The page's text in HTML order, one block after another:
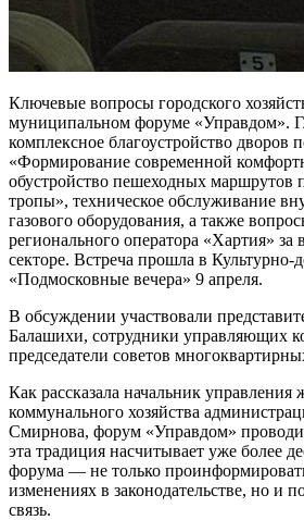
Ключевые вопросы городского
муниципальном форуме «Управдом».
комплексное благоустройство дворов
«Формирование современной
обустройство пешеходных маршрутов
тропы», техническое обслуживание
газового оборудования, а также
регионального оператора «Хартия» за
секторе. Встреча прошла в Культурно-
«Подмосковные вечера» 9 апреля.
В обсуждении участвовали
Балашихи, сотрудники управляющих
председатели советов
Как рассказала начальник
коммунального хозяйства
Смирнова, форум «Управдом»
эта традиция насчитывает уже более
форума — не только
изменениях в законодательстве, но и
связь.